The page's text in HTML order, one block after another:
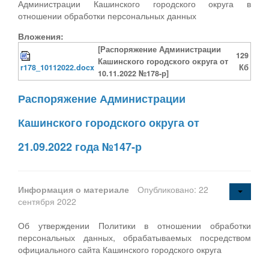
Администрации Кашинского городского округа в
отношении обработки персональных данных
Вложения:
r178_10112022.docx
[Распоряжение Администрации
Кашинского городского округа от
10.11.2022 №178-р]
129
Кб
Распоряжение Администрации
Кашинского городского округа от
21.09.2022 года №147-р
Информация о материале
Опубликовано: 22
сентября 2022
Об утверждении Политики в отношении обработки
персональных данных, обрабатываемых посредством
официального сайта Кашинского городского округа